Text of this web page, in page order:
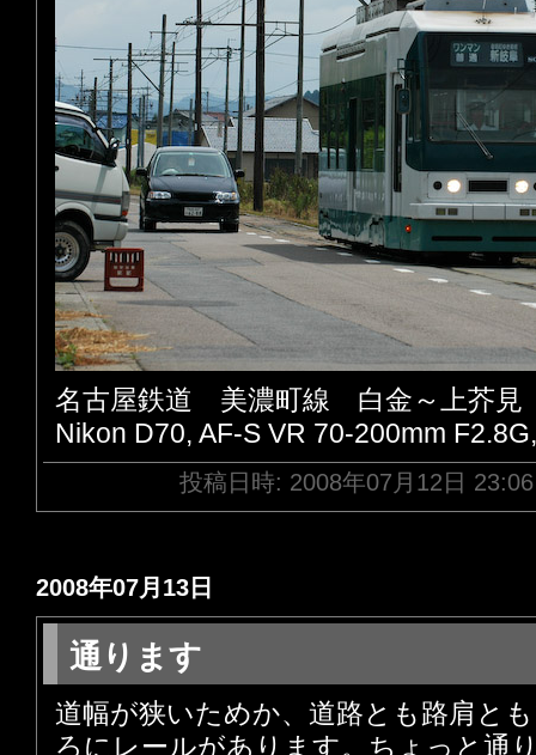
名古屋鉄道 美濃町線 白金～上芥見
Nikon D70, AF-S VR 70-200mm
投稿日時: 2008年07月12日
2008年07月13日
通ります
道幅が狭いためか、道路とも路肩と
ろにレールがあります。ちょっと通